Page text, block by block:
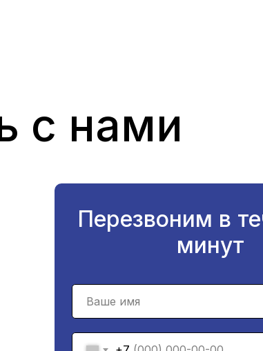
с нами
Перезвоним в
минут